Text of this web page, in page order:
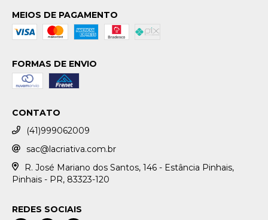
MEIOS DE PAGAMENTO
FORMAS DE ENVIO
CONTATO
(41)999062009
sac@lacriativa.com.br
R. José Mariano dos Santos, 146 - Estância Pinhais,
Pinhais - PR, 83323-120
REDES SOCIAIS